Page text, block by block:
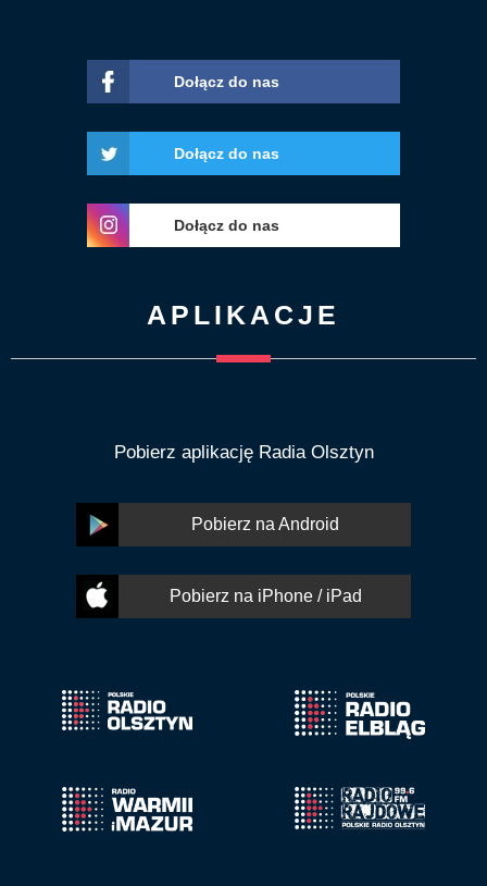
Dołącz do nas
Dołącz do nas
Dołącz do nas
APLIKACJE
Pobierz aplikację Radia Olsztyn
Pobierz na Android
Pobierz na iPhone / iPad